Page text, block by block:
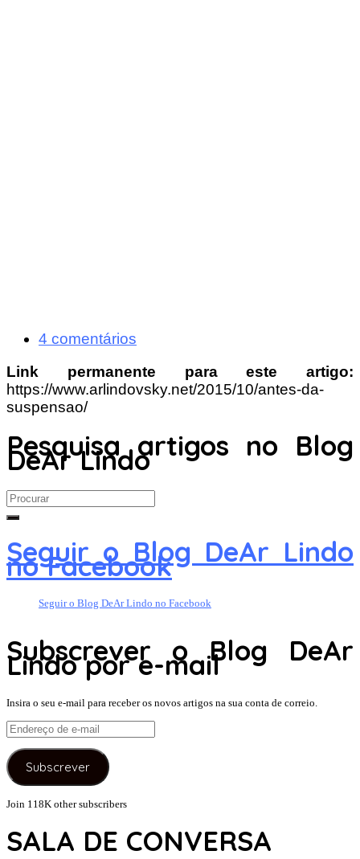
4 comentários
Link permanente para este artigo:
https://www.arlindovsky.net/2015/10/antes-da-
suspensao/
Pesquisa artigos no Blog
DeAr Lindo
Search
for:
Seguir o Blog DeAr Lindo
no Facebook
Seguir o Blog DeAr Lindo no Facebook
Subscrever o Blog DeAr
Lindo por e-mail
Insira o seu e-mail para receber os novos artigos na sua conta de correio.
Endereço
de
e-
mail
Subscrever
Join 118K other subscribers
SALA DE CONVERSA